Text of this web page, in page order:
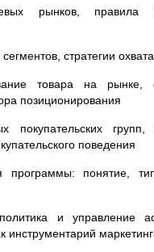
рынков, правила
стратегии
товара на рынке,
позиционирования
покупательских
поведения
программы: понятие,
и управление
инструментарий